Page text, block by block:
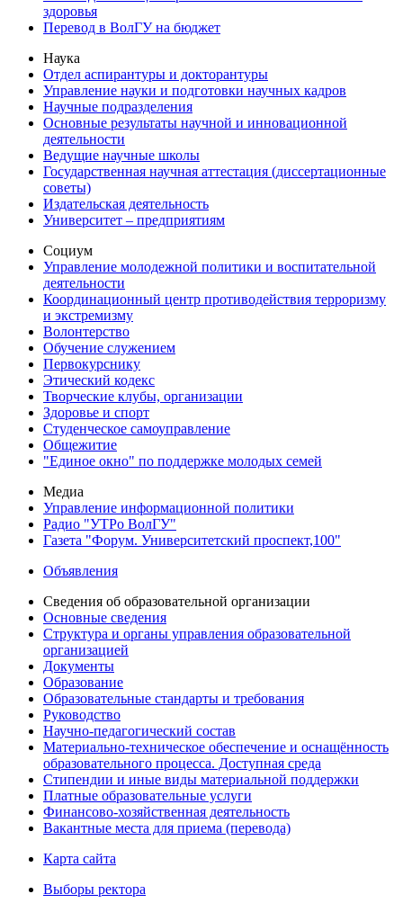
здоровья
Перевод в ВолГУ на бюджет
Наука
Отдел аспирантуры и докторантуры
Управление науки и подготовки научных кадров
Научные подразделения
Основные результаты научной и инновационной
деятельности
Ведущие научные школы
Государственная научная аттестация (диссертационные
советы)
Издательская деятельность
Университет – предприятиям
Социум
Управление молодежной политики и воспитательной
деятельности
Координационный центр противодействия терроризму
и экстремизму
Волонтерство
Обучение служением
Первокурснику
Этический кодекс
Творческие клубы, организации
Здоровье и спорт
Студенческое самоуправление
Общежитие
"Единое окно" по поддержке молодых семей
Медиа
Управление информационной политики
Радио "УТРо ВолГУ"
Газета "Форум. Университетский проспект,100"
Объявления
Сведения об образовательной организации
Основные сведения
Структура и органы управления образовательной
организацией
Документы
Образование
Образовательные стандарты и требования
Руководство
Научно-педагогический состав
Материально-техническое обеспечение и оснащённость
образовательного процесса. Доступная среда
Стипендии и иные виды материальной поддержки
Платные образовательные услуги
Финансово-хозяйственная деятельность
Вакантные места для приема (перевода)
Карта сайта
Выборы ректора